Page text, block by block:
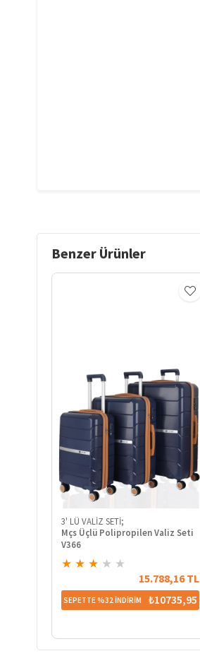
Benzer Ürünler
3' LÜ VALİZ SETİ;
Mçs Üçlü Polipropilen Valiz Seti
V366
★ ★ ★ ★ ★
15.788,16 TL
SEPETTE %32 İNDİRİM ₺10735,95